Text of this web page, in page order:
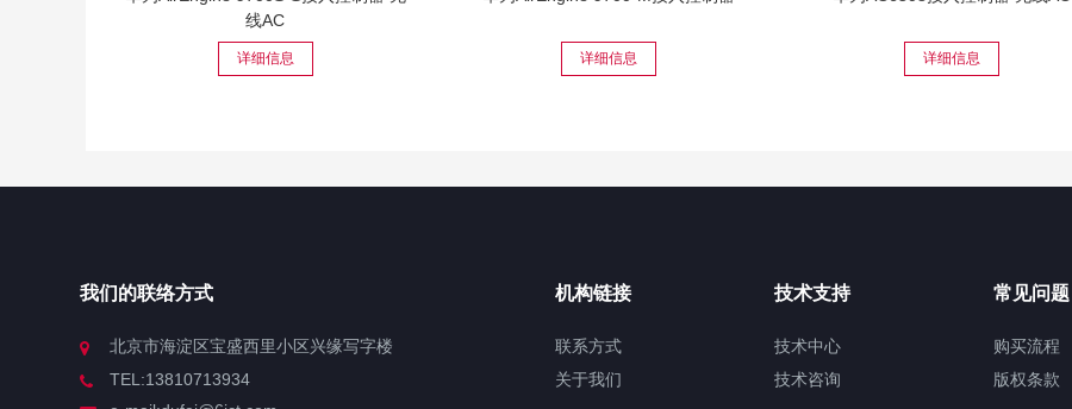
线AC
详细信息 详细信息 详细信息
我们的联络方式
北京市海淀区宝盛西里小区兴缘写字楼
TEL:13810713934
机构链接
联系方式
关于我们
技术支持
技术中心
技术咨询
常见问题
购买流程
版权条款